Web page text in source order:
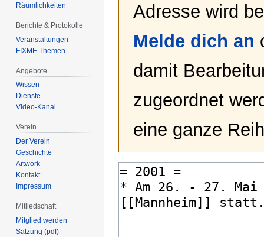
Adresse wird
Melde dich an
damit
zugeordnet
eine ganze
Räumlichkeiten
Berichte & Protokolle
Veranstaltungen
FIXME Themen
Angebote
Wissen
Dienste
Video-Kanal
Verein
Der Verein
Geschichte
Artwork
Kontakt
Impressum
Mitliedschaft
Mitglied werden
Satzung (pdf)